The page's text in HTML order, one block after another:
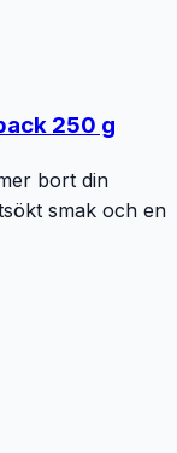
250 g
bort din
smak och en